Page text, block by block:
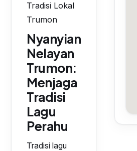
Tradisi Lokal
Trumon
Nyanyian
Nelayan
Trumon:
Menjaga
Tradisi
Lagu
Perahu
Tradisi lagu